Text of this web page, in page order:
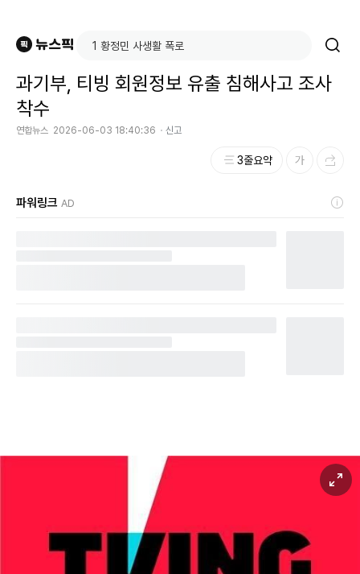
과기부, 티빙 회원정보 유출 침해사고 조사
착수
연합뉴스 2026-06-03 18:40:36 신고
3줄요약
파워링크 AD